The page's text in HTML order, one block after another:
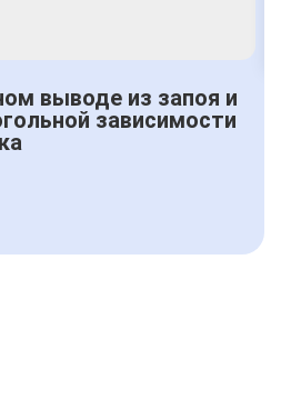
выводе из запоя и
зависимости